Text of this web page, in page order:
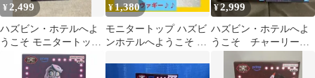
¥ 2,499
ハズビン・ホテルへよ
うこそ モニタートッ
プ チャーリー・モー
ニングスター
¥1,380
モニタートップ ハズビ
ンホテルへようこそ ヴ
チャーリー
¥2,999
ハズビン・ホテルへよ
うこそ チャーリーフ